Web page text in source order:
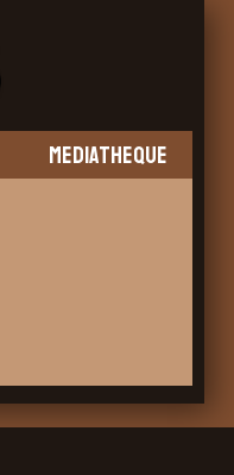
MEDIATHEQUE